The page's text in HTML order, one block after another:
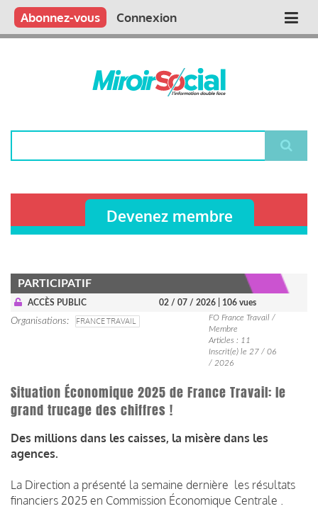
Aller
contenu
Main
Qui sommes nous ?
Vous publiez
Nous publions
Contactez-nous
Abonnez-vous Connexion
Devenez membre
PARTICIPATIF
ACCÈS PUBLIC 02 / 07 / 2026 | 106 vues
Organisations FRANCE TRAVAIL
FO France Travail /
Membre
Articles : 11
Inscrit(e) le 27 / 06
/ 2026
Situation Économique 2025 de France Travail: le
grand trucage des chiffres !
Des millions dans les caisses, la misère dans les
agences.
La Direction a présenté la semaine dernière les résultats
financiers 2025 en Commission Économique Centrale .